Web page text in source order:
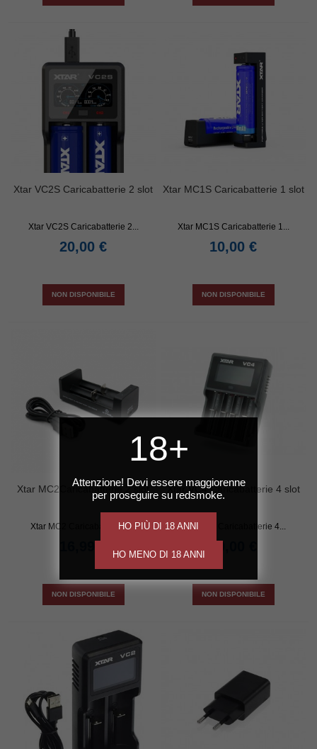
18+
Attenzione! Devi essere maggiorenne
per proseguire su redsmoke.
HO PIÙ DI 18 ANNI
HO MENO DI 18 ANNI
Xtar VC2S Caricabatterie 2 slot
Xtar VC2S Caricabatterie 2...
20,00 €
NON DISPONIBILE
Xtar MC1S Caricabatterie 1 slot
Xtar MC1S Caricabatterie 1...
10,00 €
NON DISPONIBILE
Xtar MC2Caricabatterie 2 slot
Xtar MC2 Caricabatterie 2...
NON DISPONIBILE
Xtar VC4 Caricabatterie 4 slot
Xtar VC4 Caricabatterie 4...
NON DISPONIBILE